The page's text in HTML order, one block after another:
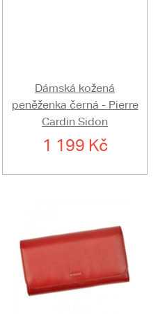
Dámská kožená
peněženka černá - Pierre
Cardin Sidon
1 199 Kč